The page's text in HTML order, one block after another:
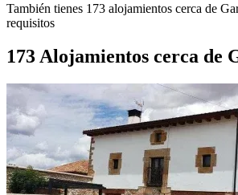
También tienes 173 alojamientos cerca de
requisitos
173 Alojamientos cerca de